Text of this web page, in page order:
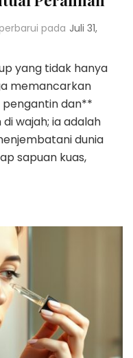
pada Juli 31,
yang tidak hanya
memancarkan
pengantin dan**
wajah; ia adalah
dunia
sapuan kuas,